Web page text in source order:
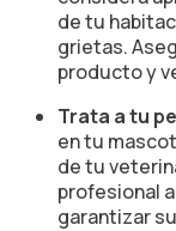
de tu
grietas.
producto y
Trata a tu
en tu
de tu
profesional
garantizar